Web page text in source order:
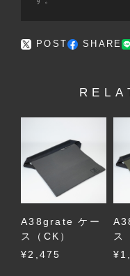
POST SHARE
A38grate ケー
ス（CK）
¥2,475
ス